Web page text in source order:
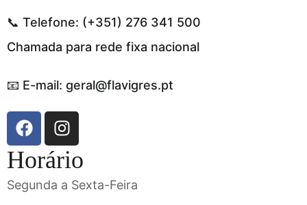
📞 Telefone: (+351) 276 341 500
Chamada para rede fixa nacional
📧 E-mail: geral@flavigres.pt
Horário
Segunda a Sexta-Feira